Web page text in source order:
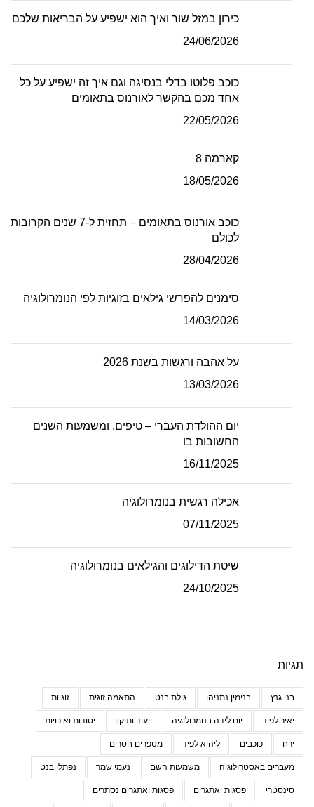
כירון במזל שור ואיך הוא ישפיע על הבריאות שלכם
24/06/2026
כוכב פלוטו בדלי בנסיגה וגם איך זה ישפיע על כל
אחד מכם בהקשר לאורנוס בתאומים
22/05/2026
קארמה 8
18/05/2026
כוכב אורנוס בתאומים – תחזית ל-7 שנים הקרובות
לכולם
28/04/2026
סימנים להפרשי גילאים בזוגיות לפי הנומרולוגיה
14/03/2026
על אהבה ורגשות בשנת 2026
13/03/2026
יום ההולדת העברי – טיפים, ומשמעות השנים
החשובות בו
16/11/2025
אכילה רגשית בנומרולוגיה
07/11/2025
שיטת הדילוגים והגילאים בנומרולוגיה
24/10/2025
תגיות
בני גנץ בנימין נתניהו גילת בנט התאמה זוגית זוגיות
יאיר לפיד יום לידה בנומרולוגיה ייעוד ותיקון יסודות ואיכויות
ירח כוכבים ליהיא לפיד מספרים חסרים
מעברים באסטרולוגיה משמעות השם נעמי שמר נפתלי בנט
סינסטרי פסגות ואתגרים פסגות ואתגרים נסתרים